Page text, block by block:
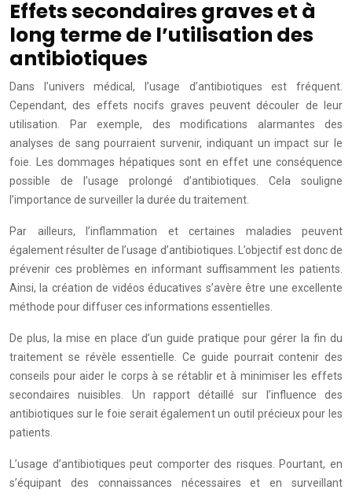
Effets secondaires graves et à
long terme de l’utilisation des
antibiotiques
Dans l’univers médical, l’usage d’antibiotiques est fréquent.
Cependant, des effets nocifs graves peuvent découler de leur
utilisation. Par exemple, des modifications alarmantes des
analyses de sang pourraient survenir, indiquant un impact sur le
foie. Les dommages hépatiques sont en effet une conséquence
possible de l’usage prolongé d’antibiotiques. Cela souligne
l’importance de surveiller la durée du traitement.
Par ailleurs, l’inflammation et certaines maladies peuvent
également résulter de l’usage d’antibiotiques. L’objectif est donc de
prévenir ces problèmes en informant suffisamment les patients.
Ainsi, la création de vidéos éducatives s’avère être une excellente
méthode pour diffuser ces informations essentielles.
De plus, la mise en place d’un guide pratique pour gérer la fin du
traitement se révèle essentielle. Ce guide pourrait contenir des
conseils pour aider le corps à se rétablir et à minimiser les effets
secondaires nuisibles. Un rapport détaillé sur l’influence des
antibiotiques sur le foie serait également un outil précieux pour les
patients.
L’usage d’antibiotiques peut comporter des risques. Pourtant, en
s’équipant des connaissances nécessaires et en surveillant